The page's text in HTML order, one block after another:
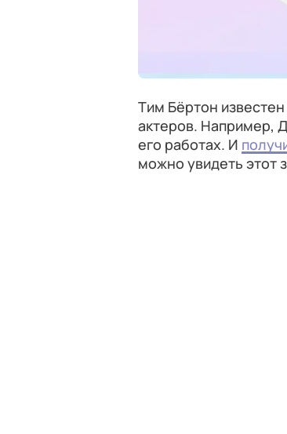
Тим Бёртон
актеров. Например,
его работах. И
можно увидеть этот